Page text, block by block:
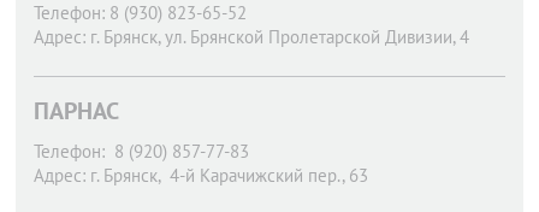
Телефон: 8 (930) 823-65-52
Адрес: г. Брянск, ул. Брянской Пролетарской Дивизии, 4
ПАРНАС
Телефон: 8 (920) 857-77-83
Адрес: г. Брянск, 4-й Карачижский пер., 63